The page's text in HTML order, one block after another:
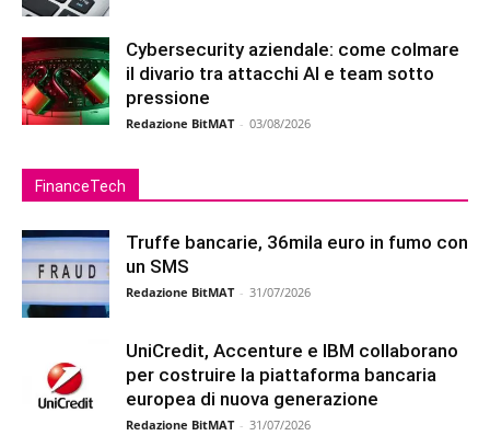
Cybersecurity aziendale: come colmare
il divario tra attacchi AI e team sotto
pressione
Redazione BitMAT - 03/08/2026
FinanceTech
Truffe bancarie, 36mila euro in fumo con
un SMS
Redazione BitMAT - 31/07/2026
UniCredit, Accenture e IBM collaborano
per costruire la piattaforma bancaria
europea di nuova generazione
Redazione BitMAT - 31/07/2026